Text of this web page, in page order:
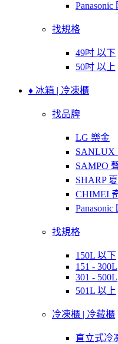
Panasonic
找規格
49吋 以下
50吋 以上
♦ 冰箱 | 冷凍櫃
找品牌
LG 樂金
SANLUX
SAMPO
SHARP
CHIMEI
Panasonic
找規格
150L 以下
151 - 300L
301 - 500L
501L 以上
冷凍櫃 | 冷藏櫃
直立式冷